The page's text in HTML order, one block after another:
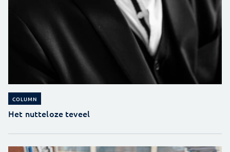
COLUMN
Het nutteloze teveel